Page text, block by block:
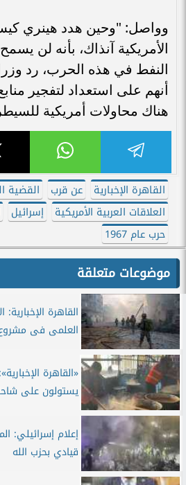
وواصل: "وحين هدد هينري
الأمريكية آنذاك، بأنه لن
النفط في هذه الحرب، رد
أنهم على استعداد لتفجير
هناك محاولات أمريكية
القاهرة الإخبارية عن قرب
القضية
العلاقات العربية الأمريكية
إسرائيل
حرب عام 1967
موضوعات متعلقة
القاهرة
العلمى فى
«القاهرة
يستولون على
إعلام إسرائيلي:
قيادي بحزب الله